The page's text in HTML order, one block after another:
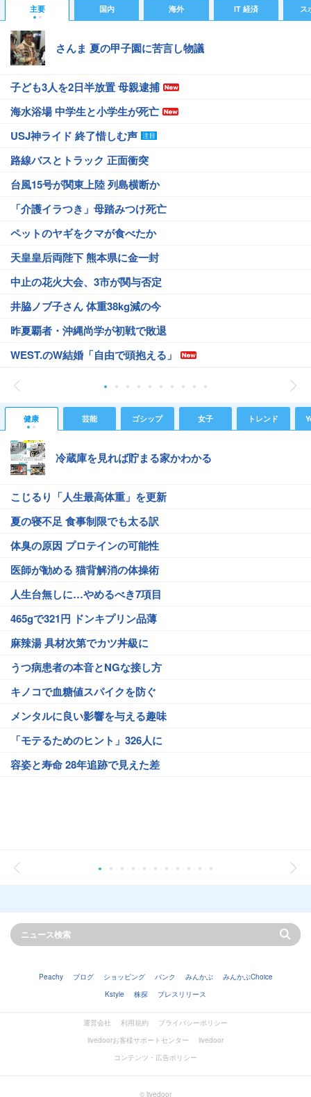
主要 国内 海外 IT 経済 ス
さんま 夏の甲子園に苦言し物議
子ども3人を2日半放置 母親逮捕
海水浴場 中学生と小学生が死亡
USJ神ライド 終了惜しむ声
路線バスとトラック 正面衝突
台風15号が関東上陸 列島横断か
「介護イラつき」母踏みつけ死亡
ペットのヤギをクマが食べたか
天皇皇后両陛下 熊本県に金一封
中止の花火大会、3市が関与否定
井脇ノブ子さん 体重38kg減の今
昨夏覇者・沖縄尚学が初戦で敗退
WEST.のW結婚「自由で頭抱える」
健康 芸能 ゴシップ 女子 トレンド
冷蔵庫を見れば貯まる家かわかる
こじるり「人生最高体重」を更新
夏の寝不足 食事制限でも太る訳
体臭の原因 プロテインの可能性
医師が勧める 猫背解消の体操術
人生台無しに…やめるべき7項目
465gで321円 ドンキプリン品薄
麻辣湯 具材次第でカツ丼級に
うつ病患者の本音とNGな接し方
キノコで血糖値スパイクを防ぐ
メンタルに良い影響を与える趣味
「モテるためのヒント」326人に
容姿と寿命 28年追跡で見えた差
Peachy ブログ ショッピング バンク みんかぶ
みんかぶChoice
Kstyle
株探 プレスリリース
運営会社 利用規約
プライバシーポリシー
livedoorお客様サポートセンター
livedoor
コンテンツ・広告ポリシー
© livedoor